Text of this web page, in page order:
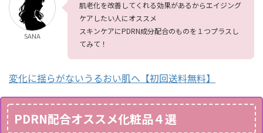
SANA
肌老化を改善してくれる効果があるからエイジング
ケアしたい人にオススメ
スキンケアにPDRN成分配合のものを１つプラスし
てみて！
変化に揺らがないうるおい肌へ【初回送料無料】
PDRN配合オススメ化粧品４選